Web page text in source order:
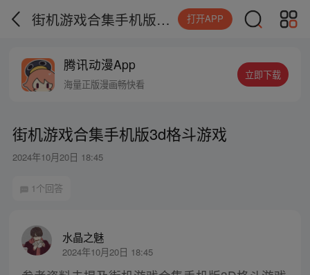
街机游戏合集手机版3d格斗游戏 打开APP
腾讯动漫App
海量正版漫画畅快看
立即下载
街机游戏合集手机版3d格斗游戏
2024年10月20日 18:45
1个回答
水晶之魅
2024年10月20日 18:45